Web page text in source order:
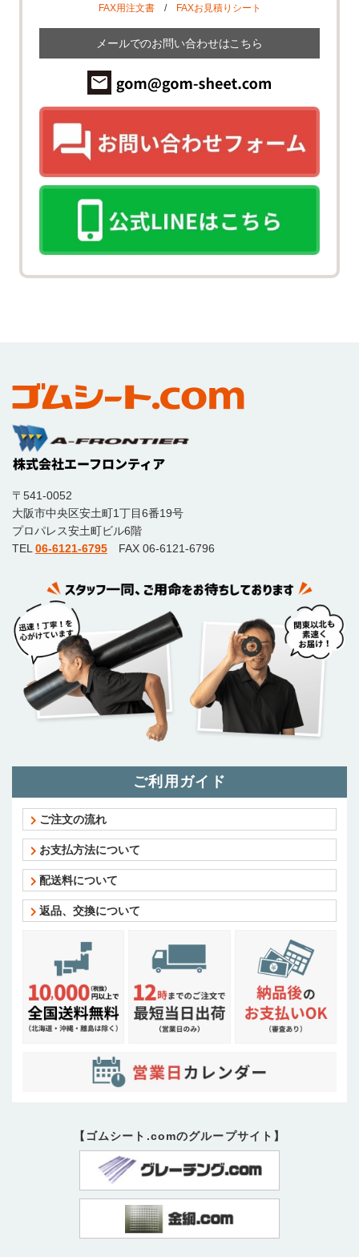
FAX用注文書/ FAXお見積りシート
メールでのお問い合わせはこちら
〒541-0052
大阪市中央区安土町1丁目6番19号
プロパレス安土町ビル6階
TEL06-6121-6795 FAX 06-6121-6796
ご利用ガイド
ご注文の流れ
お支払方法について
配送料について
返品、交換について
【ゴムシート.comのグループサイト】